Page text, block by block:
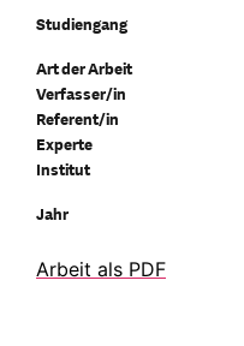
Studiengang
Art der Arbeit
Verfasser/in
Referent/in
Experte
Institut
Jahr
Arbeit als PDF